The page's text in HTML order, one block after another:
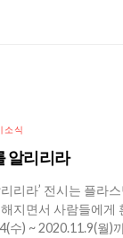
소식
알리리라
리라’ 전시는 플라
지면서 사람들에게
수) ~ 2020.11.9(월)